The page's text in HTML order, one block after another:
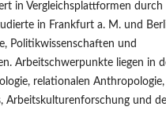
in Vergleichsplattformen durch
in Frankfurt a. M. und
Politikwissenschaften und
Arbeitschwerpunkte liegen in
relationalen Anthropologie,
Arbeitskulturenforschung und